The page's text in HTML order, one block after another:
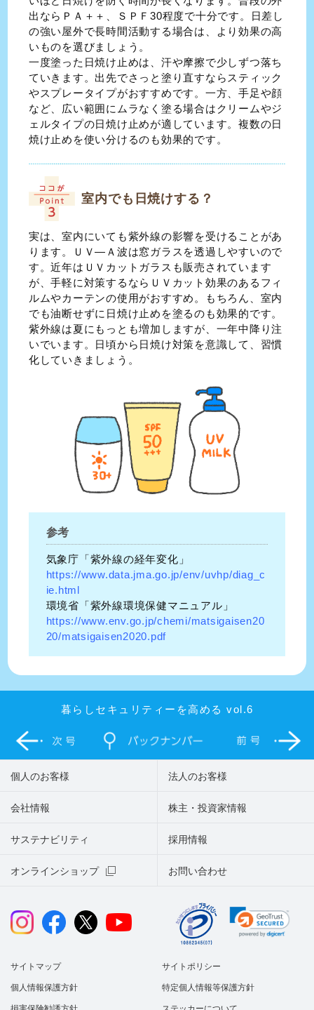
出ならＰＡ＋＋、ＳＰＦ30程度で十分です。日差し
の強い屋外で長時間活動する場合は、より効果の高
いものを選びましょう。
一度塗った日焼け止めは、汗や摩擦で少しずつ落ち
ていきます。出先でさっと塗り直すならスティック
やスプレータイプがおすすめです。一方、手足や顔
など、広い範囲にムラなく塗る場合はクリームやジ
ェルタイプの日焼け止めが適しています。複数の日
焼け止めを使い分けるのも効果的です。
室内でも日焼けする？
実は、室内にいても紫外線の影響を受けることがあ
ります。ＵＶ―Ａ波は窓ガラスを透過しやすいので
す。近年はＵＶカットガラスも販売されています
が、手軽に対策するならＵＶカット効果のあるフィ
ルムやカーテンの使用がおすすめ。もちろん、室内
でも油断せずに日焼け止めを塗るのも効果的です。
紫外線は夏にもっとも増加しますが、一年中降り注
いでいます。日頃から日焼け対策を意識して、習慣
化していきましょう。
参考
気象庁「紫外線の経年変化」
https://www.data.jma.go.jp/env/uvhp/diag_c
ie.html
環境省「紫外線環境保健マニュアル」
https://www.env.go.jp/chemi/matsigaisen20
20/matsigaisen2020.pdf
暮らしセキュリティーを高める vol.6
個人のお客様 法人のお客様
会社情報 株主・投資家情報
サステナビリティ
オンラインショップ お問い合わせ
採用情報
サイトマップ サイトポリシー
個人情報保護方針 特定個人情報等保護方針